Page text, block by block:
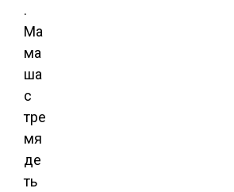
.
Ма
ма
ша
с
тре
мя
де
ть